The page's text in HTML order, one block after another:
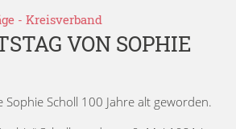
- Kreisverband
VON SOPHIE
Scholl 100 Jahre alt geworden.